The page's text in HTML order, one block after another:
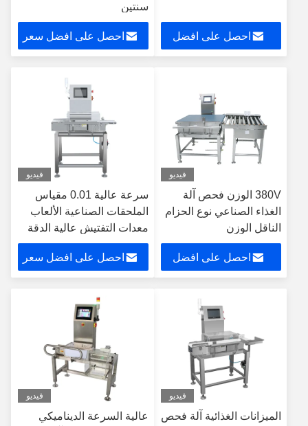
احصل على افضل
سنتين
احصل على افضل سعر
فيديو
380V الوزن فحص آلة
الغذاء الصناعي نوع الحزام
الناقل الوزن
احصل على افضل
فيديو
سرعة عالية 0.01 مقياس
الملحقات الصناعية الألعاب
معدات التفتيش عالية الدقة
آلة فحص الوزن
احصل على افضل سعر
فيديو
الميزانات الغذائية آلة فحص
فيديو
عالية السرعة الديناميكي